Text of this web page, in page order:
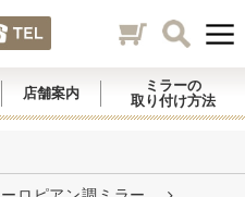
店舗案内
ミラーの
取り付け方法